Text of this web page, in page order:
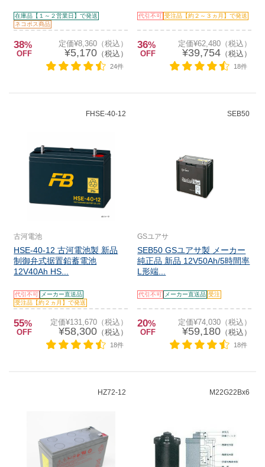
在庫品【１～２営業日】で発送
ネコポス商品
38%
OFF
定価¥8,360（税込）
¥5,170（税込）
24件
代引不可 受注品【約２～３ヵ月】で発送
36%
OFF
定価¥62,480（税込）
¥39,754（税込）
18件
FHSE-40-12
古河電池
HSE-40-12 古河電池製 新品
制御弁式据置鉛蓄電池
12V40Ah HS...
代引不可
メーカー直送品
受注品【約２ヵ月】で発送
55%
OFF
定価¥131,670（税込）
¥58,300（税込）
18件
SEB50
GSユアサ
SEB50 GSユアサ製 メーカー
純正品 新品 12V50Ah/5時間率
L形端...
代引不可 メーカー直送品 受注
20%
OFF
定価¥74,030（税込）
¥59,180（税込）
18件
HZ72-12 M22G22Bx6